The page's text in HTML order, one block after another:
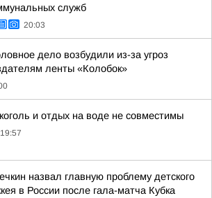
служб
20:03
дело возбудили из-за угроз
ленты «Колобок»
и отдых на воде не совместимы
19:57
назвал главную проблему детского
в России после гала-матча Кубка